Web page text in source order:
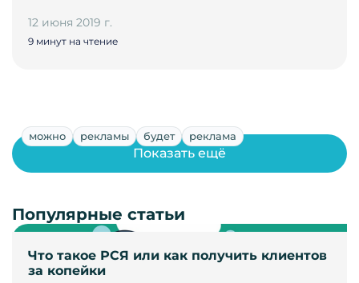
12 июня 2019 г.
9 минут на чтение
можно рекламы будет реклама
Что такое РСЯ или как получить клиентов
за копейки
Показать ещё
Популярные статьи